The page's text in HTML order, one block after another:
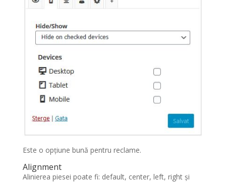
Este o opțiune bună pentru reclame.
Alignment
Alinierea piesei poate fi: default, center, left, right și